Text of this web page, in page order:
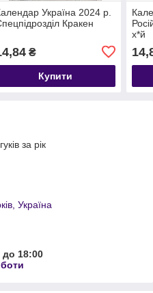
Україна 2024 р.
Кракен
₴
Купити
х*й
за рік
Україна
до 18:00